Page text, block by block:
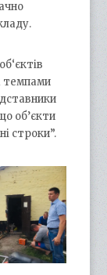
темпами
об’єкти
строки”.